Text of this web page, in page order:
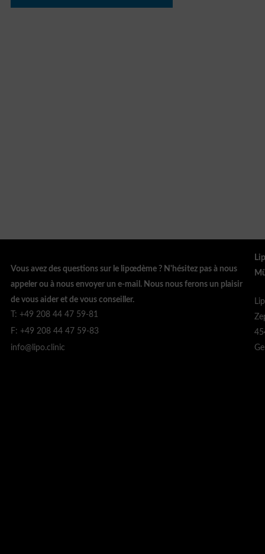
Vous avez des questions sur le lipœdème ? N'hésitez pas à nous
appeler ou à nous envoyer un e-mail. Nous nous ferons un plaisir
de vous aider et de vous conseiller.
T: +49 208 44 47 59-81
F: +49 208 44 47 59-83
info@lipo.clinic